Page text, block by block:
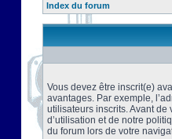
Index du forum
Vous devez être inscrit(e)
avantages. Par exemple,
utilisateurs inscrits. Avant
d’utilisation et de notre
du forum lors de votre